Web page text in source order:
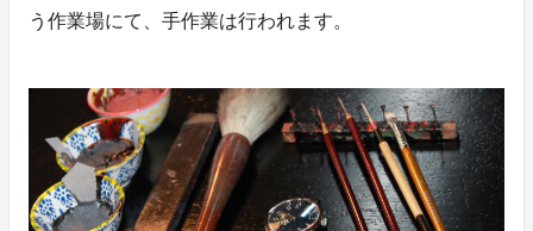
う作業場にて、手作業は行われます。